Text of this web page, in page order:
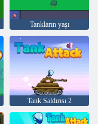
Tankların yaşı
Tank Saldırısı 2